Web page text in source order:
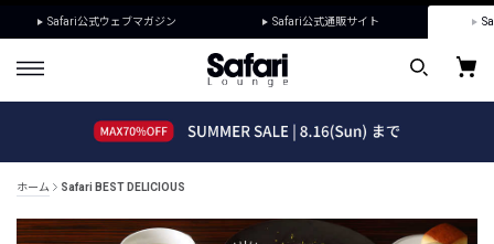
Safari公式ウェブマガジン Safari公式通販サイト
ホーム Safari BEST DELICIOUS